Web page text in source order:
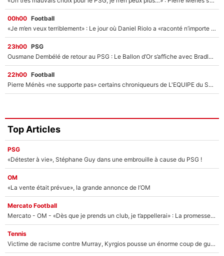
00h00 Football
«Je m’en veux terriblement» : Le jour où Daniel Riolo a «raconté n’importe quoi» dans l'After Foot !
23h00 PSG
Ousmane Dembélé de retour au PSG : Le Ballon d’Or s’affiche avec Bradley Barcola en plein cœur du feuilleton sur son départ !
22h00 Football
Pierre Ménès «ne supporte pas» certains chroniqueurs de L'EQUIPE du Soir : Ils vont tous partir !
Top Articles
PSG
«Détester à vie», Stéphane Guy dans une embrouille à cause du PSG !
OM
«La vente était prévue», la grande annonce de l’OM
Mercato Football
Mercato - OM - «Dès que je prends un club, je t’appellerai» : La promesse de Marcelino au moment de claquer la porte
Tennis
Victime de racisme contre Murray, Kyrgios pousse un énorme coup de gueule !